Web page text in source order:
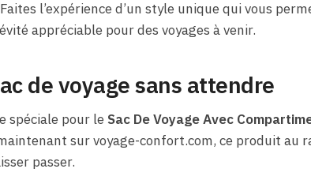
l’expérience d’un style unique qui vous
appréciable pour des voyages à venir.
de voyage sans attendre
spéciale pour le Sac De Voyage Avec
sur voyage-confort.com, ce produit
passer.